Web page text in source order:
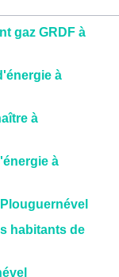
gaz GRDF à
à
à
à
habitants de